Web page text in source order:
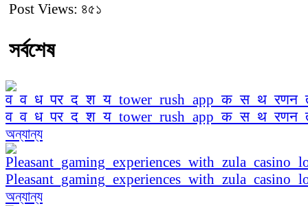
Post Views: ৪৫১
সর্বশেষ
অন্যান্য
অন্যান্য